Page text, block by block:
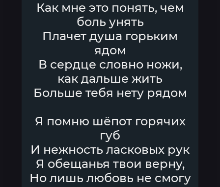
Как мне это понять, чем
боль унять
Плачет душа горьким
ядом
В сердце словно ножи,
как дальше жить
Больше тебя нету рядом
Я помню шёпот горячих
губ
И нежность ласковых рук
Я обещанья твои верну,
Но лишь любовь не смогу